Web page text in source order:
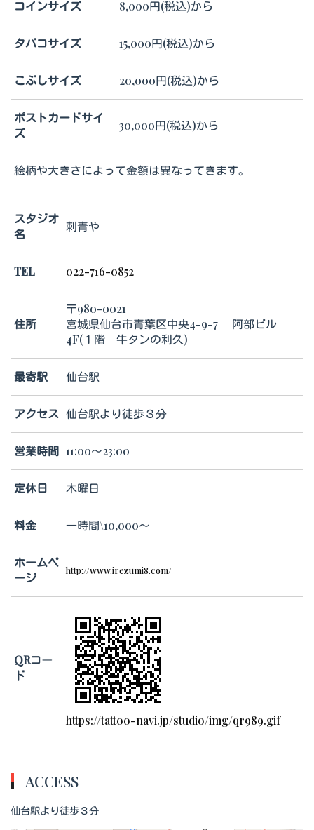
コインサイズ 8,000円(税込)から
タバコサイズ 15,000円(税込)から
こぶしサイズ 20,000円(税込)から
ポストカードサイ
ズ
30,000円(税込)から
絵柄や大きさによって金額は異なってきます。
スタジオ
名
刺青や
TEL 022-716-0852
住所
〒980-0021
宮城県仙台市青葉区中央4-9-7 阿部ビル
4F(１階 牛タンの利久)
最寄駅 仙台駅
アクセス 仙台駅より徒歩３分
営業時間 11:00～23:00
定休日 木曜日
料金 一時間\10,000～
ホームペ
ージ
http://www.irezumi8.com/
QRコー
ド
https://tattoo-navi.jp/studio/img/qr989.gif
ACCESS
仙台駅より徒歩３分